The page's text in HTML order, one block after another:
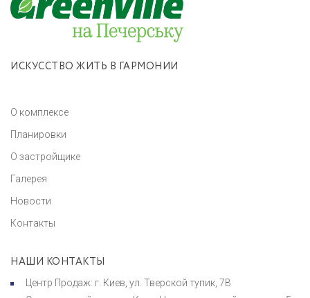
ИСКУССТВО ЖИТЬ В ГАРМОНИИ
О комплексе
Планировки
О застройщике
Галерея
Новости
Контакты
НАШИ КОНТАКТЫ
Центр Продаж: г. Киев, ул. Тверской тупик, 7В